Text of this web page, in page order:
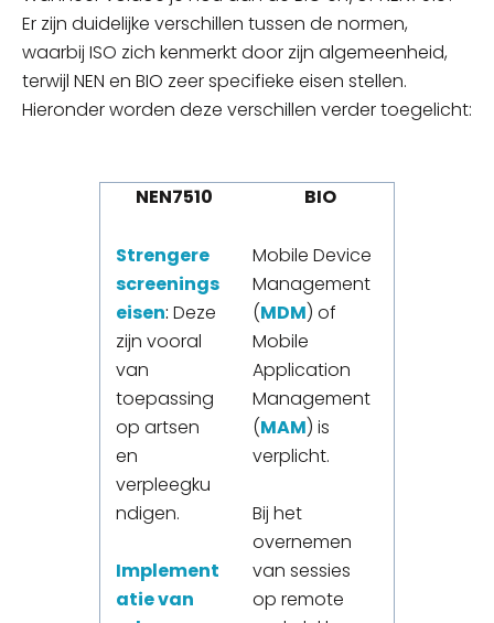
Er zijn duidelijke verschillen tussen de normen,
waarbij ISO zich kenmerkt door zijn algemeenheid,
terwijl NEN en BIO zeer specifieke eisen stellen.
Hieronder worden deze verschillen verder toegelicht:
NEN7510 BIO
Strengere
screenings
eisen: Deze
zijn vooral
van
toepassing
op artsen
en
verpleegku
ndigen.
Implement
atie van
Mobile Device
Management
(MDM) of
Mobile
Application
Management
(MAM) is
verplicht.
Bij het
overnemen
van sessies
op remote